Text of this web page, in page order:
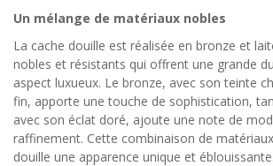
Un mélange de matériaux nobles
La cache douille est réalisée en bronze et
nobles et résistants qui offrent une grande
aspect luxueux. Le bronze, avec son teinte
fin, apporte une touche de sophistication,
avec son éclat doré, ajoute une note de
raffinement. Cette combinaison de
douille une apparence unique et éblouissante.